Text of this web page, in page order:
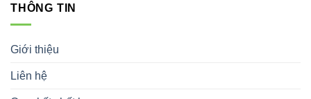
THÔNG TIN
Giới thiệu
Liên hệ